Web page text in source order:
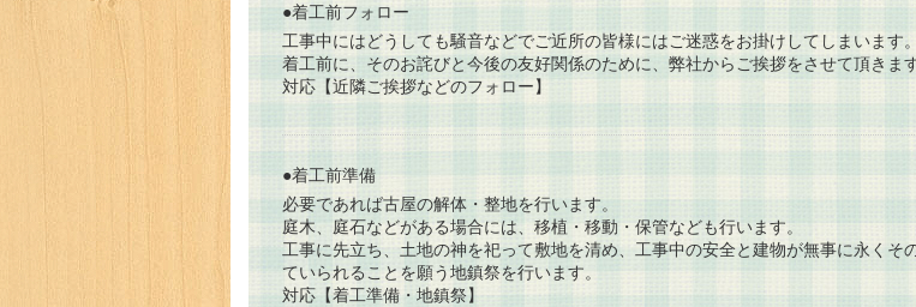
●着工前フォロー
工事中にはどうしても騒音などでご近所の皆様にはご迷惑をお掛けしてしまいます。
着工前に、そのお詫びと今後の友好関係のために、弊社からご挨拶をさせて頂きます
対応【近隣ご挨拶などのフォロー】
●着工前準備
必要であれば古屋の解体・整地を行います。
庭木、庭石などがある場合には、移植・移動・保管なども行います。
工事に先立ち、土地の神を祀って敷地を清め、工事中の安全と建物が無事に永くそ
ていられることを願う地鎮祭を行います。
対応【着工準備・地鎮祭】